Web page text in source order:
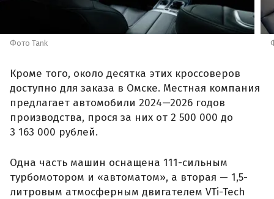
Фото Tank
Кроме того, около десятка этих кроссоверов
доступно для заказа в Омске. Местная компания
предлагает автомобили 2024—2026 годов
производства, прося за них от 2 500 000 до
3 163 000 рублей.
Одна часть машин оснащена 111-сильным
турбомотором и «автоматом», а вторая — 1,5-
литровым атмосферным двигателем VTi-Tech